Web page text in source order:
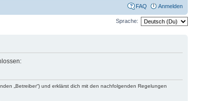
FAQ Anmelden
Sprache:
„Betreiber“) und erklärst dich mit den nachfolgenden Regelungen